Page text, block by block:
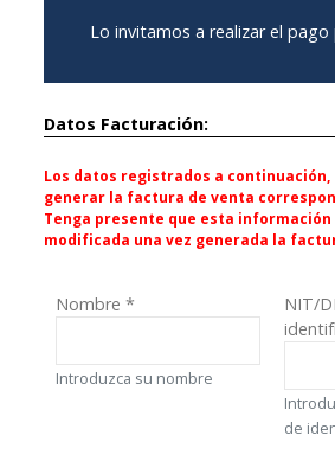
Lo invitamos a realizar el
Datos Facturación:
Los datos registrados a
generar la factura de venta
Tenga presente que esta
modificada una vez generada la
Nombre *
Introduzca su nombre
NIT/
de